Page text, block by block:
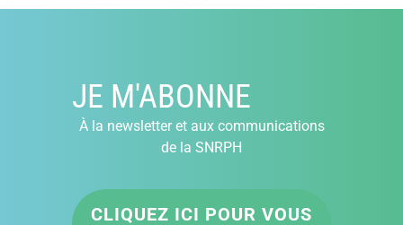
JE M'ABONNE
À la newsletter et aux communications
de la SNRPH
CLIQUEZ ICI POUR VOUS